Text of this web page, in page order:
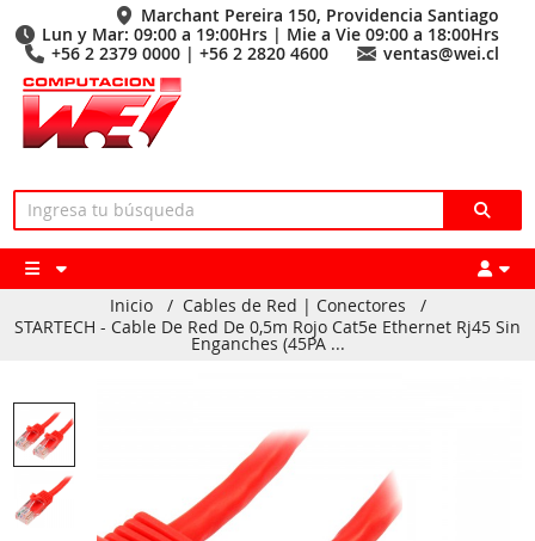
Marchant Pereira 150, Providencia Santiago
Lun y Mar: 09:00 a 19:00Hrs | Mie a Vie 09:00 a 18:00Hrs
+56 2 2379 0000 | +56 2 2820 4600
ventas@wei.cl
Inicio / Cables de Red | Conectores
/
STARTECH - Cable De Red De 0,5m Rojo Cat5e Ethernet Rj45 Sin
Enganches (45PA ...